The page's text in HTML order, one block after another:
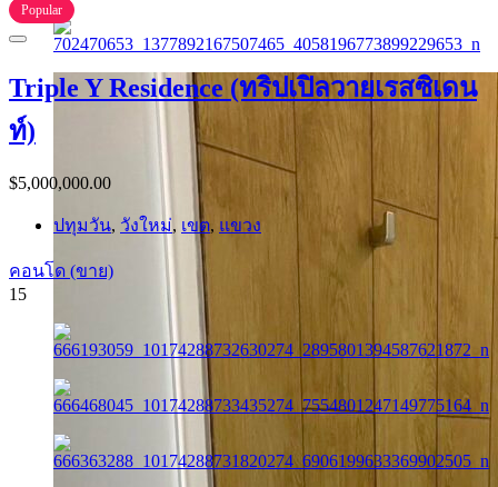
Popular
Triple Y Residence (ทริปเปิลวายเรสซิเดน
ท์)
$5,000,000.00
ปทุมวัน, วังใหม่, เขต, แขวง
คอนโด (ขาย)
15